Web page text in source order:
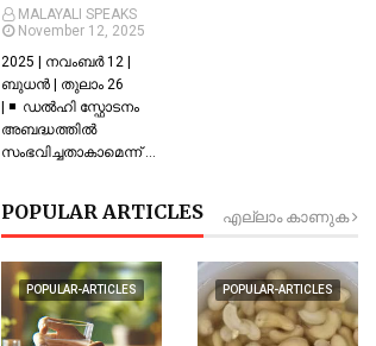
MALAYALI SPEAKS
November 12, 2025
2025 | നവംബർ 12 |
ബുധൻ | തുലാം 26
| ◾ ഡല്‍ഹി സ്ഫോടനം
അബദ്ധത്തില്‍
സംഭവിച്ചതാകാമെന്ന് …
POPULAR ARTICLES എല്ലാം കാണുക
POPULAR-ARTICLES POPULAR-ARTICLES